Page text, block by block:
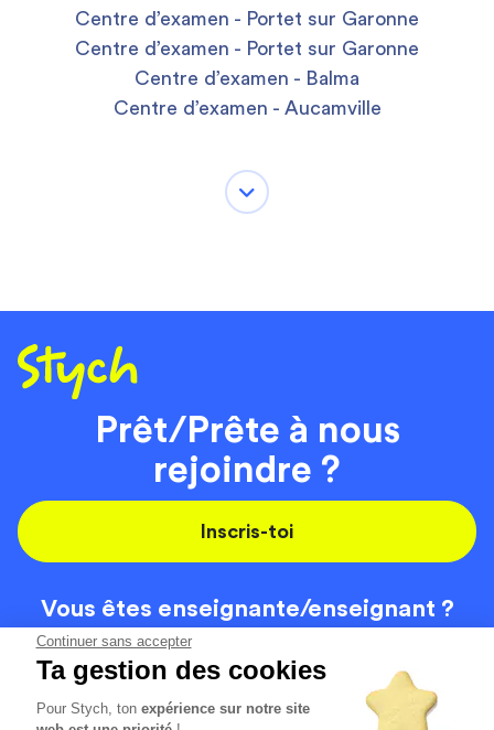
Continuer sans accepter
Ta gestion des cookies
Pour Stych, tonexpérience sur notre site
Centre d’examen - Portet sur Garonne
Centre d’examen - Portet sur Garonne
Centre d’examen - Balma
Centre d’examen - Aucamville
Prêt/Prête à nous
rejoindre ?
Inscris-toi
Vous êtes enseignante/enseignant ?
On recrute
Code de la route Contact